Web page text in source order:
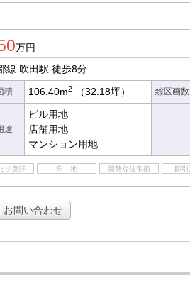
万円
線 吹田駅 徒歩8分
積 106.40m2 （32.18坪） 総区画数
途
ビル用地
店舗用地
マンション用地
お問い合わせ